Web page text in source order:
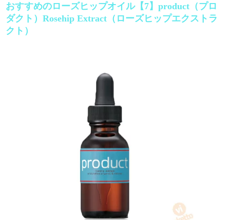
おすすめのローズヒップオイル【7】product（プロ
ダクト）Rosehip Extract（ローズヒップエクストラ
クト）